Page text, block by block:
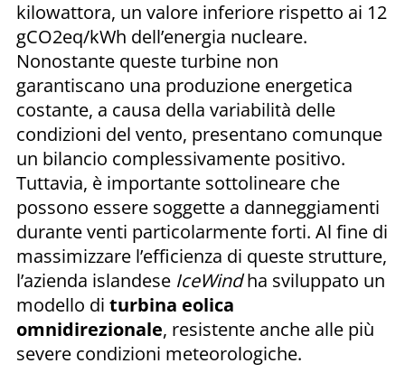
kilowattora, un valore inferiore rispetto ai 12
gCO2eq/kWh dell’energia nucleare.
Nonostante queste turbine non
garantiscano una produzione energetica
costante, a causa della variabilità delle
condizioni del vento, presentano comunque
un bilancio complessivamente positivo.
Tuttavia, è importante sottolineare che
possono essere soggette a danneggiamenti
durante venti particolarmente forti. Al fine di
massimizzare l’efficienza di queste strutture,
l’azienda islandese IceWindha sviluppato un
modello di turbina eolica
omnidirezionale, resistente anche alle più
severe condizioni meteorologiche.